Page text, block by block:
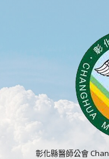
彰化縣醫師公會